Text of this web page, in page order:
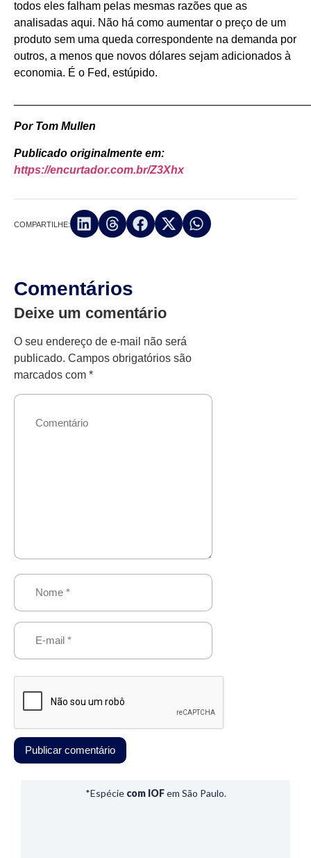
todos eles falham pelas mesmas razões que as
analisadas aqui. Não há como aumentar o preço de um
produto sem uma queda correspondente na demanda por
outros, a menos que novos dólares sejam adicionados à
economia. É o Fed, estúpido.
Por Tom Mullen
Publicado originalmente em:
https://encurtador.com.br/Z3Xhx
COMPARTILHE:
Comentários
Deixe um comentário
O seu endereço de e-mail não será
publicado. Campos obrigatórios são
marcados com *